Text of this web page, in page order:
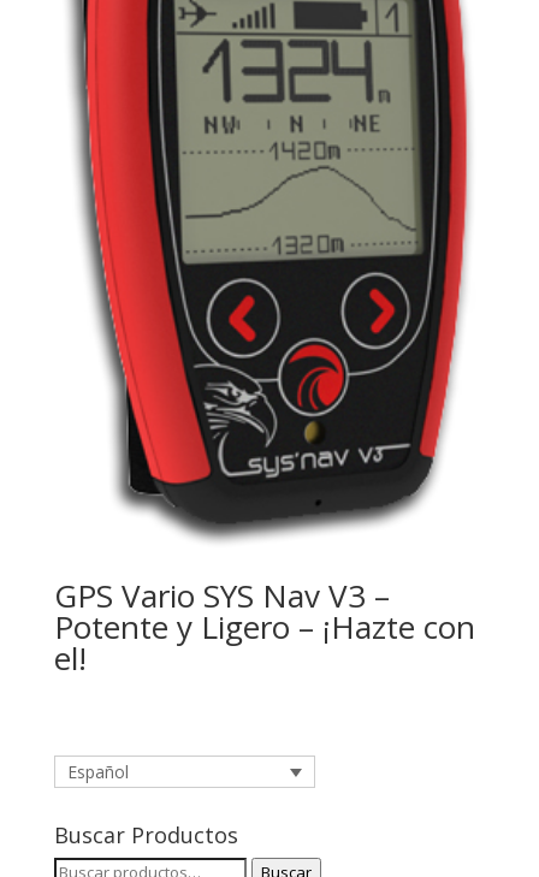
GPS Vario SYS Nav V3 –
Potente y Ligero – ¡Hazte con
el!
Español
Buscar Productos
Buscar
Buscar